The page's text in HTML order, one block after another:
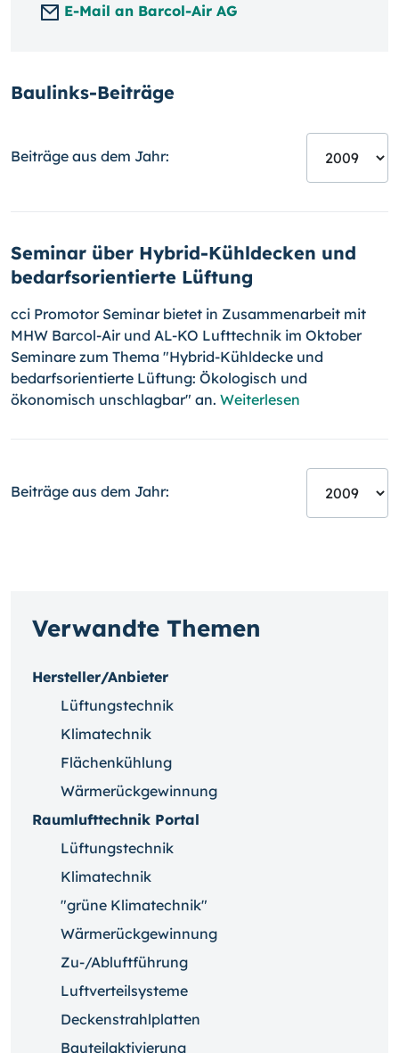
E-Mail an Barcol-Air AG
Baulinks-Beiträge
Beiträge aus dem Jahr:
Seminar über Hybrid-Kühldecken und
bedarfsorientierte Lüftung
cci Promotor Seminar bietet in Zusammenarbeit mit
MHW Barcol-Air und AL-KO Lufttechnik im Oktober
Seminare zum Thema "Hybrid-Kühldecke und
bedarfsorientierte Lüftung: Ökologisch und
ökonomisch unschlagbar" an. Weiterlesen
Beiträge aus dem Jahr:
Verwandte Themen
Hersteller/Anbieter
Lüftungstechnik
Klimatechnik
Flächenkühlung
Wärmerückgewinnung
Raumlufttechnik Portal
Lüftungstechnik
Klimatechnik
"grüne Klimatechnik"
Wärmerückgewinnung
Zu-/Abluftführung
Luftverteilsysteme
Deckenstrahlplatten
Bauteilaktivierung